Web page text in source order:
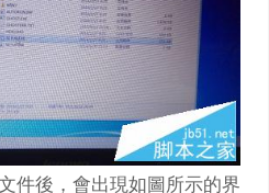
件後，會出現如圖所示的界